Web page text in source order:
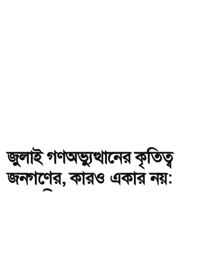
জুলাই গণঅভ্যুত্থানের কৃতিত্ব
জনগণের, কারও একার নয়: